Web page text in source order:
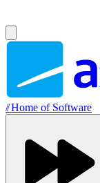
//Home of Software